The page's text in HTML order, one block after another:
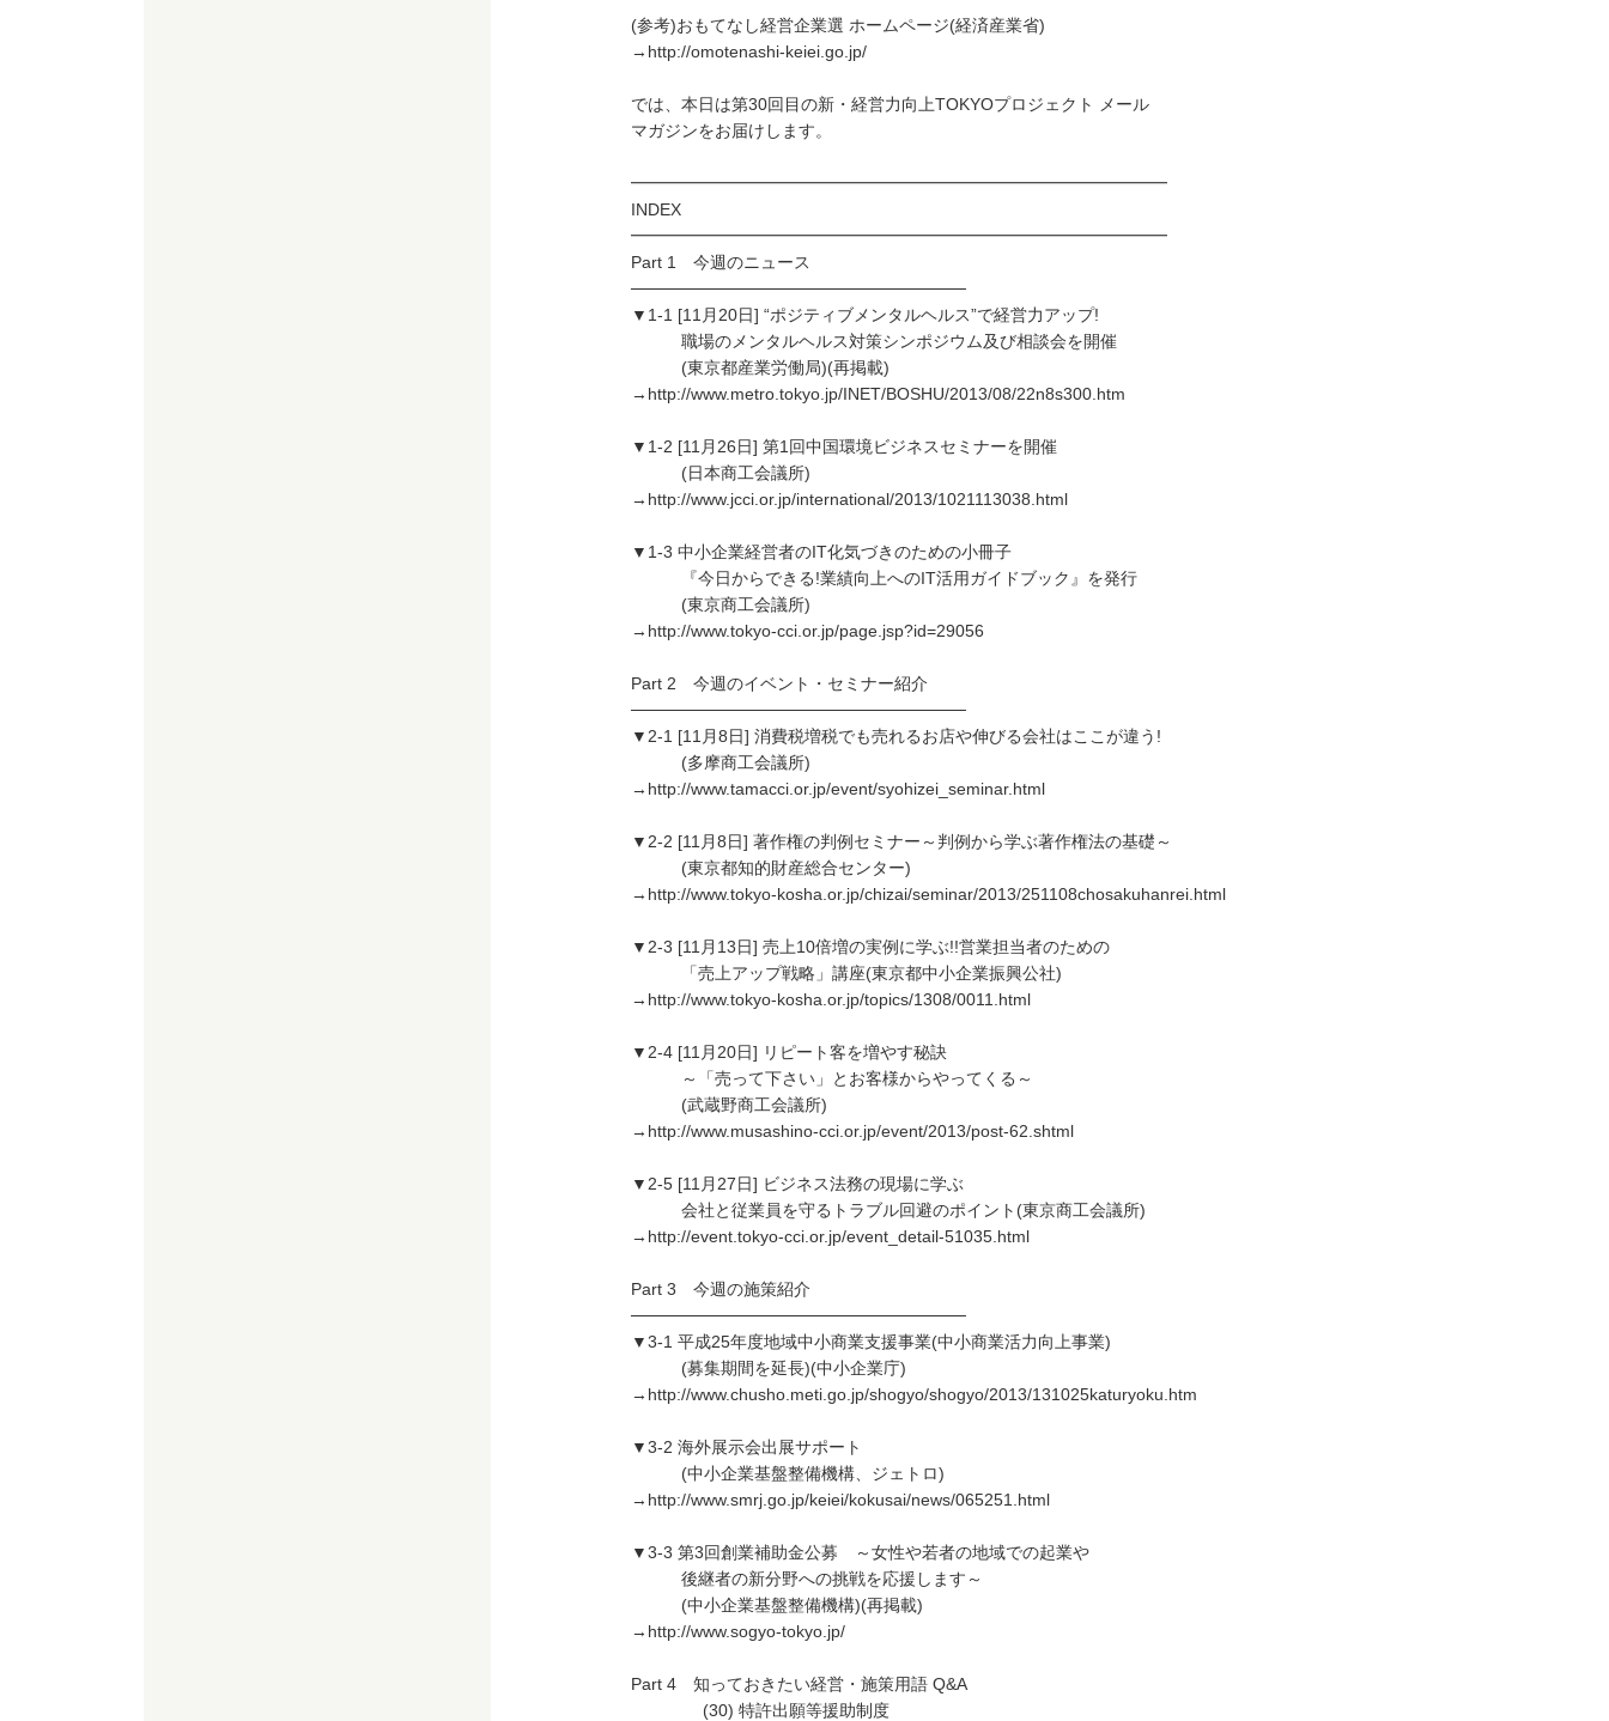
(参考)おもてなし経営企業選 ホームページ(経済産業省)
→http://omotenashi-keiei.go.jp/
では、本日は第30回目の新・経営力向上TOKYOプロジェクト メール
マガジンをお届けします。
━━━━━━━━━━━━━━━━━━━━━━━━━━━━━━━━
INDEX
━━━━━━━━━━━━━━━━━━━━━━━━━━━━━━━━
Part 1 今週のニュース
────────────────────────────
▼1-1 [11月20日] “ポジティブメンタルヘルス”で経営力アップ!
職場のメンタルヘルス対策シンポジウム及び相談会を開催
(東京都産業労働局)(再掲載)
→http://www.metro.tokyo.jp/INET/BOSHU/2013/08/22n8s300.htm
▼1-2 [11月26日] 第1回中国環境ビジネスセミナーを開催
(日本商工会議所)
→http://www.jcci.or.jp/international/2013/1021113038.html
▼1-3 中小企業経営者のIT化気づきのための小冊子
『今日からできる!業績向上へのIT活用ガイドブック』を発行
(東京商工会議所)
→http://www.tokyo-cci.or.jp/page.jsp?id=29056
Part 2 今週のイベント・セミナー紹介
────────────────────────────
▼2-1 [11月8日] 消費税増税でも売れるお店や伸びる会社はここが違う!
(多摩商工会議所)
→http://www.tamacci.or.jp/event/syohizei_seminar.html
▼2-2 [11月8日] 著作権の判例セミナー～判例から学ぶ著作権法の基礎～
(東京都知的財産総合センター)
→http://www.tokyo-kosha.or.jp/chizai/seminar/2013/251108chosakuhanrei.html
▼2-3 [11月13日] 売上10倍増の実例に学ぶ!!営業担当者のための
「売上アップ戦略」講座(東京都中小企業振興公社)
→http://www.tokyo-kosha.or.jp/topics/1308/0011.html
▼2-4 [11月20日] リピート客を増やす秘訣
～「売って下さい」とお客様からやってくる～
(武蔵野商工会議所)
→http://www.musashino-cci.or.jp/event/2013/post-62.shtml
▼2-5 [11月27日] ビジネス法務の現場に学ぶ
会社と従業員を守るトラブル回避のポイント(東京商工会議所)
→http://event.tokyo-cci.or.jp/event_detail-51035.html
Part 3 今週の施策紹介
────────────────────────────
▼3-1 平成25年度地域中小商業支援事業(中小商業活力向上事業)
(募集期間を延長)(中小企業庁)
→http://www.chusho.meti.go.jp/shogyo/shogyo/2013/131025katuryoku.htm
▼3-2 海外展示会出展サポート
(中小企業基盤整備機構、ジェトロ)
→http://www.smrj.go.jp/keiei/kokusai/news/065251.html
▼3-3 第3回創業補助金公募 ～女性や若者の地域での起業や
後継者の新分野への挑戦を応援します～
(中小企業基盤整備機構)(再掲載)
→http://www.sogyo-tokyo.jp/
Part 4 知っておきたい経営・施策用語 Q&A
(30) 特許出願等援助制度